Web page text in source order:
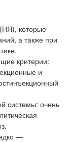
которые
а также при
критерии:
и
системы: очень
—